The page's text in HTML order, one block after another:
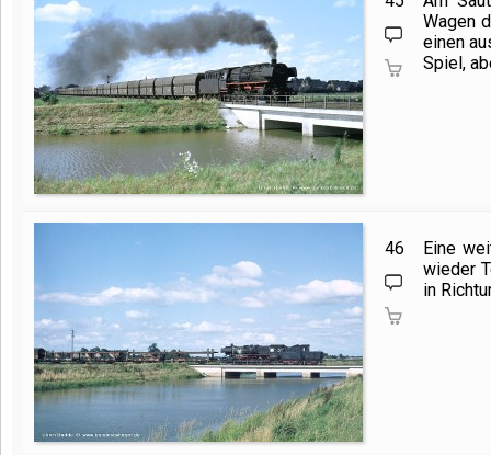
Wagen
einen
Spiel,
46
Eine
wieder
in